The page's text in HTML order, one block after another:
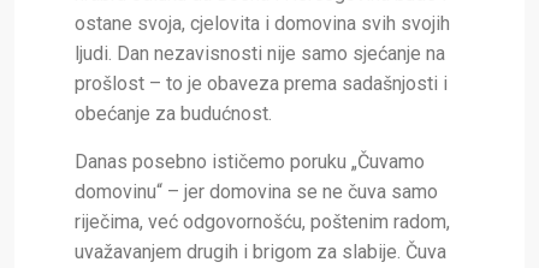
ostane svoja, cjelovita i domovina svih svojih
ljudi. Dan nezavisnosti nije samo sjećanje na
prošlost – to je obaveza prema sadašnjosti i
obećanje za budućnost.
Danas posebno ističemo poruku „Čuvamo
domovinu“ – jer domovina se ne čuva samo
riječima, već odgovornošću, poštenim radom,
uvažavanjem drugih i brigom za slabije. Čuva